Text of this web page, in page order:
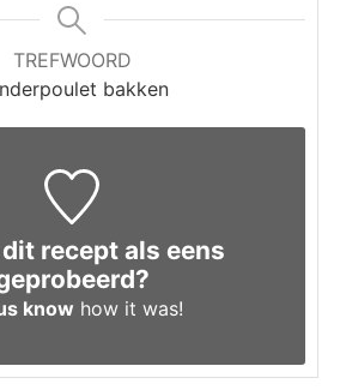
TREFWOORD
bakken
recept als eens
know how it was!